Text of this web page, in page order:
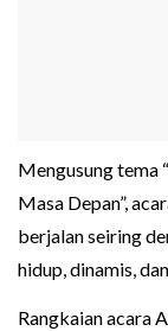
Mengusung tema
Masa Depan”,
berjalan seiring
hidup, dinamis,
Rangkaian acara